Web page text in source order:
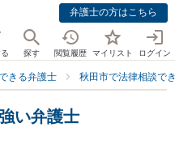
弁護士の方はこちら
探す 閲覧履歴 マイリスト ログイン
きる弁護士 秋田市で法律相談で
い弁護士